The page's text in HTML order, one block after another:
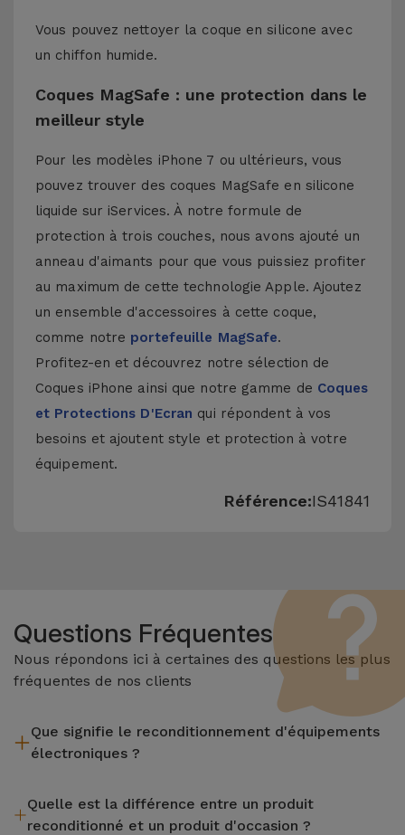
Vous pouvez nettoyer la coque en silicone avec
un chiffon humide.
Coques MagSafe : une protection dans le
meilleur style
Pour les modèles iPhone 7 ou ultérieurs, vous
pouvez trouver des coques MagSafe en silicone
liquide sur iServices. À notre formule de
protection à trois couches, nous avons ajouté un
anneau d'aimants pour que vous puissiez profiter
au maximum de cette technologie Apple. Ajoutez
un ensemble d'accessoires à cette coque,
comme notre portefeuille MagSafe.
Profitez-en et découvrez notre sélection de
Coques iPhone ainsi que notre gamme de Coques
et Protections D'Ecran qui répondent à vos
besoins et ajoutent style et protection à votre
équipement.
Référence:IS41841
Questions Fréquentes
Nous répondons ici à certaines des questions les plus
fréquentes de nos clients
Que signifie le reconditionnement d'équipements
électroniques ?
l'inspection, le nettoyage, sans oublier la réparation de tout
composant défectueux. Il convient de rappeler que tous les
Quelle est la différence entre un produit
reconditionné et un produit d'occasion ?